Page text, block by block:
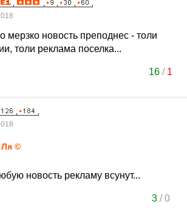
мерзко новость преподнес - толи
толи реклама поселка...
16 / 1
Ля ©
новость рекламу всунут...
3/0